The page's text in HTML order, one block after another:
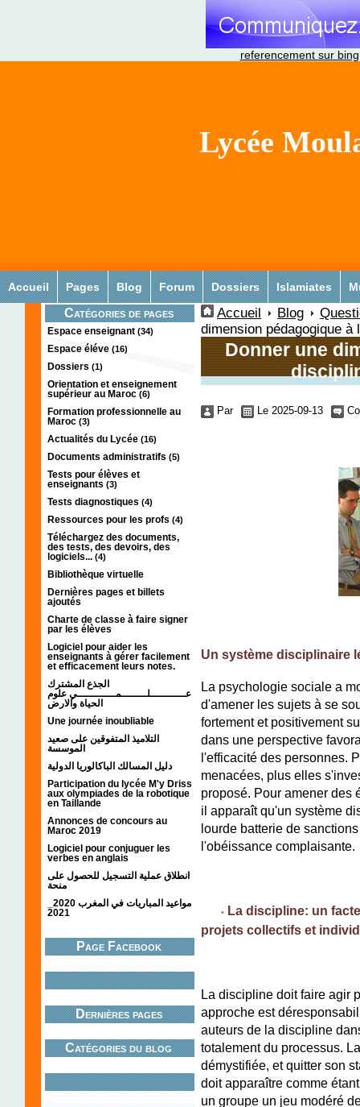
referencement sur bing
Lycée
Accueil Pages Blog Forum Dossiers Islamiates
Catégories de pages
Espace enseignant (34)
Espace éléve (16)
Dossiers (1)
Orientation et enseignement
supérieur au Maroc (6)
Formation professionnelle au
Maroc (3)
Actualités du Lycée (16)
Documents administratifs (5)
Tests pour élèves et
enseignants (3)
Tests diagnostiques (4)
Ressources pour les profs (4)
Téléchargez des documents,
des tests, des devoirs, des
logiciels... (4)
Bibliothèque virtuelle
Dernières pages et billets
ajoutés
Charte de classe à faire signer
par les élèves
Logiciel pour aider les
enseignants à gérer facilement
et efficacement leurs notes.
الجذع المشترك
عـــــــــــلــــــــمــــــــــــي علوم
الحياة والارض
Une journée inoubliable
التلاميذ المتفوقين على صعيد
الموسسة
دليل المسالك الباكالوريا الدولية
Participation du lycée M'y Driss
aux olympiades de la robotique
en Taillande
Annonces de concours au
Maroc 2019
Logiciel pour conjuguer les
verbes en anglais
انطلاق عملية التسجيل للحصول على
منحة
2021
Page Facebook
Dernières pages
Catégories du blog
Accueil Blog
dimension pédagogique
Donner une
Par Le 2025-09-13
Un système disciplinaire
La psychologie sociale a
d'amener les sujets à se
fortement et positivement
dans une perspective
l'efficacité des personnes.
menacées, plus elles
proposé. Pour amener des
il apparaît qu'un système
lourde batterie de
l'obéissance complaisante.
• La discipline: un
projets collectifs et
La discipline doit faire agir
approche est
auteurs de la discipline
totalement du processus.
démystifiée, et quitter son
doit apparaître comme
un groupe un jeu modéré